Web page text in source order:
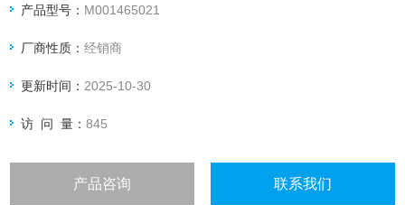
产品型号： M001465021
厂商性质：经销商
更新时间： 2025-10-30
访 问 量：845
产品咨询 联系我们